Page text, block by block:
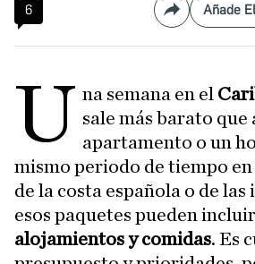
6 Compartir
Añade
U na semana en el
sale más barato
apartamento o un
mismo periodo de tiempo
de la costa española o de las
esos paquetes pueden
alojamientos y comidas. Es